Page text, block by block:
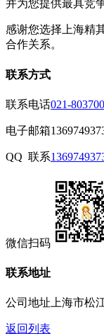
并为您提供最具竞
感谢您选择上海精
合作关系。
联系方式
联系电话021-
电子邮箱
QQ 联系
微信扫码
联系地址
公司地址上海市松
返回列表